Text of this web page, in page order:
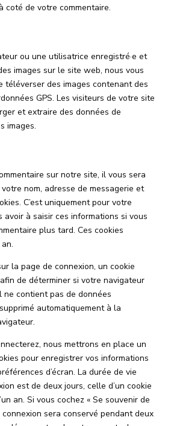
coté de votre commentaire.
ou une utilisatrice enregistré·e et
images sur le site web, nous vous
téléverser des images contenant des
GPS. Les visiteurs de votre site
et extraire des données de
images.
sur notre site, il vous sera
nom, adresse de messagerie et
C’est uniquement pour votre
à saisir ces informations si vous
plus tard. Ces cookies
la page de connexion, un cookie
de déterminer si votre navigateur
ne contient pas de données
automatiquement à la
nous mettrons en place un
pour enregistrer vos informations
d’écran. La durée de vie
est de deux jours, celle d’un cookie
an. Si vous cochez « Se souvenir de
sera conservé pendant deux